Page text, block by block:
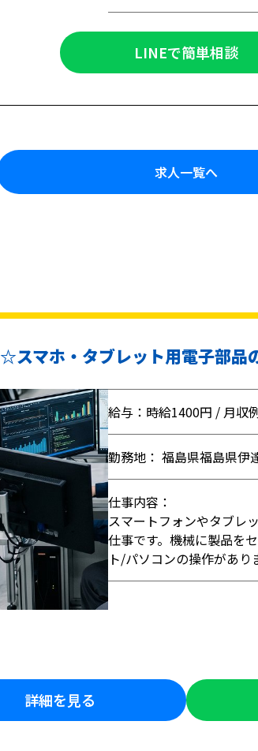
LINEで簡単相談
求人一覧へ
スマホ・タブレット用電子部品
給与：時給1400円 / 月収
勤務地： 福島県福島県伊
仕事内容：
スマートフォンやタブレ
仕事です。機械に製品を
ト/パソコンの操作があり
詳細を見る